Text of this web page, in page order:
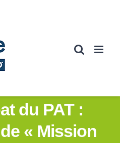
du PAT :
« Mission